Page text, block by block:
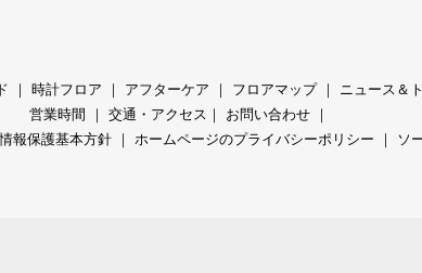
｜ 時計フロア ｜ アフターケア ｜ フロアマップ｜ ニュース＆
営業時間 ｜ 交通・アクセス ｜ お問い合わせ ｜
報保護基本方針｜ ホームページのプライバシーポリシー ｜ ソ